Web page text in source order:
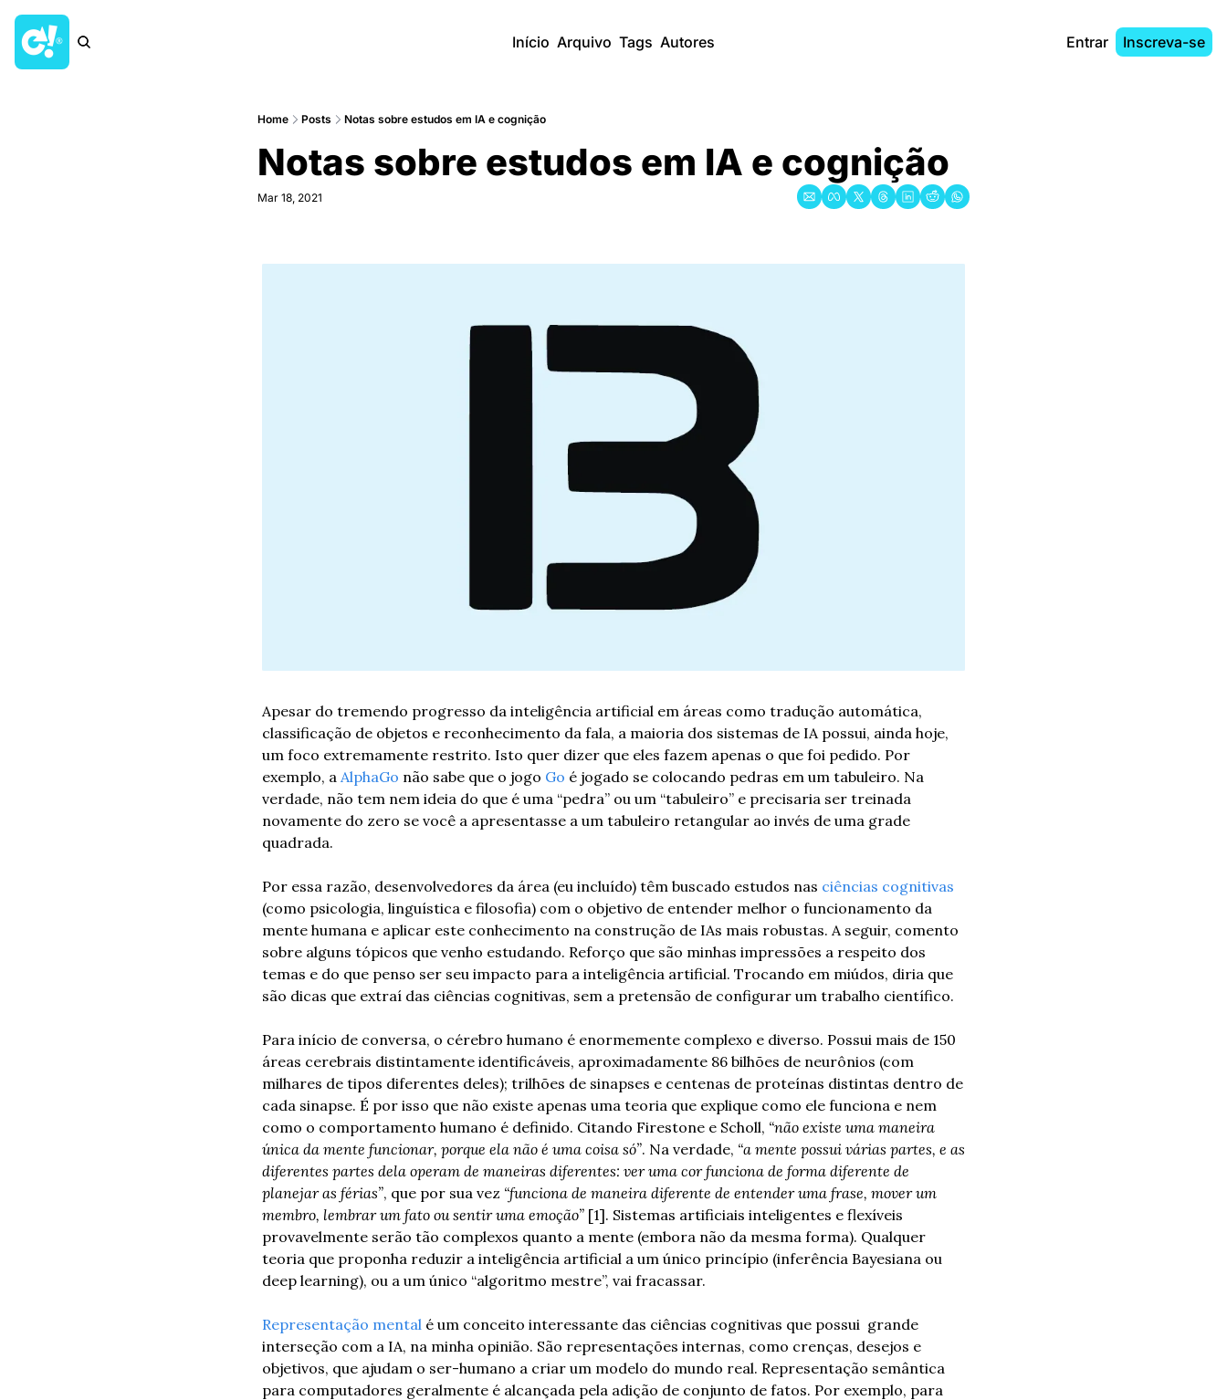
Início Arquivo Tags Autores Entrar Inscreva-se
Home Posts Notas sobre estudos em IA e cognição
Notas sobre estudos em IA e cognição
Mar 18, 2021
Apesar do tremendo progresso da inteligência artificial em áreas como tradução automática,
classificação de objetos e reconhecimento da fala, a maioria dos sistemas de IA possui, ainda hoje,
um foco extremamente restrito. Isto quer dizer que eles fazem apenas o que foi pedido. Por
exemplo, a AlphaGo não sabe que o jogo Go é jogado se colocando pedras em um tabuleiro. Na
verdade, não tem nem ideia do que é uma “pedra” ou um “tabuleiro” e precisaria ser treinada
novamente do zero se você a apresentasse a um tabuleiro retangular ao invés de uma grade
quadrada.
Por essa razão, desenvolvedores da área (eu incluído) têm buscado estudos nas ciências cognitivas
(como psicologia, linguística e filosofia) com o objetivo de entender melhor o funcionamento da
mente humana e aplicar este conhecimento na construção de IAs mais robustas. A seguir, comento
sobre alguns tópicos que venho estudando. Reforço que são minhas impressões a respeito dos
temas e do que penso ser seu impacto para a inteligência artificial. Trocando em miúdos, diria que
são dicas que extraí das ciências cognitivas, sem a pretensão de configurar um trabalho científico.
Para início de conversa, o cérebro humano é enormemente complexo e diverso. Possui mais de 150
áreas cerebrais distintamente identificáveis, aproximadamente 86 bilhões de neurônios (com
milhares de tipos diferentes deles); trilhões de sinapses e centenas de proteínas distintas dentro de
cada sinapse. É por isso que não existe apenas uma teoria que explique como ele funciona e nem
como o comportamento humano é definido. Citando Firestone e Scholl, “não existe uma maneira
única da mente funcionar, porque ela não é uma coisa só”. Na verdade, “a mente possui várias partes, e as
diferentes partes dela operam de maneiras diferentes: ver uma cor funciona de forma diferente de
planejar as férias”, que por sua vez “funciona de maneira diferente de entender uma frase, mover um
membro, lembrar um fato ou sentir uma emoção” [1]. Sistemas artificiais inteligentes e flexíveis
provavelmente serão tão complexos quanto a mente (embora não da mesma forma). Qualquer
teoria que proponha reduzir a inteligência artificial a um único princípio (inferência Bayesiana ou
deep learning), ou a um único “algoritmo mestre”, vai fracassar.
Representação mental é um conceito interessante das ciências cognitivas que possui  grande
interseção com a IA, na minha opinião. São representações internas, como crenças, desejos e
objetivos, que ajudam o ser-humano a criar um modelo do mundo real. Representação semântica
para computadores geralmente é alcançada pela adição de conjunto de fatos. Por exemplo, para